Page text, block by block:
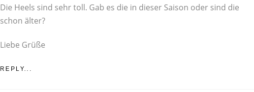
Die Heels sind sehr toll. Gab es die in dieser Saison oder sind die
schon älter?
Liebe Grüße
REPLY...